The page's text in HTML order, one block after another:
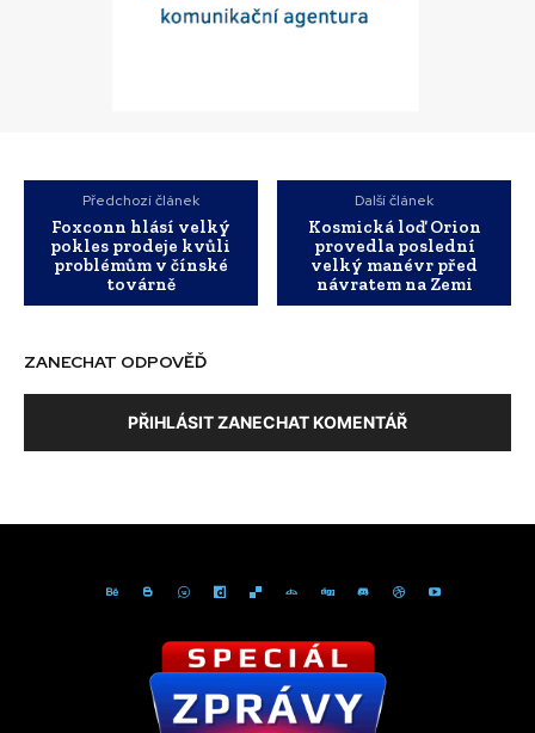
Předchozí článek
Foxconn hlásí velký
pokles prodeje kvůli
problémům v čínské
továrně
Další článek
Kosmická loď Orion
provedla poslední
velký manévr před
návratem na Zemi
ZANECHAT ODPOVĚĎ
PŘIHLÁSIT ZANECHAT KOMENTÁŘ